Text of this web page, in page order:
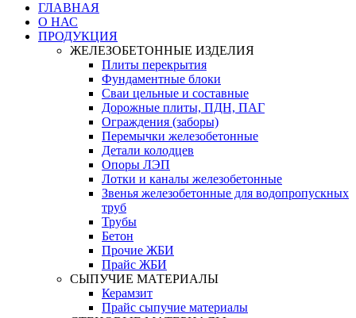
ГЛАВНАЯ
О НАС
ПРОДУКЦИЯ
ЖЕЛЕЗОБЕТОННЫЕ ИЗДЕЛИЯ
Плиты перекрытия
Фундаментные блоки
Сваи цельные и составные
Дорожные плиты, ПДН, ПАГ
Ограждения (заборы)
Перемычки железобетонные
Детали колодцев
Опоры ЛЭП
Лотки и каналы железобетонные
Звенья железобетонные для водопропускных
труб
Трубы
Бетон
Прочие ЖБИ
Прайс ЖБИ
СЫПУЧИЕ МАТЕРИАЛЫ
Керамзит
Прайс сыпучие материалы